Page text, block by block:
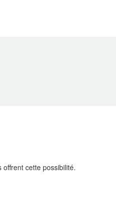
cette possibilité.